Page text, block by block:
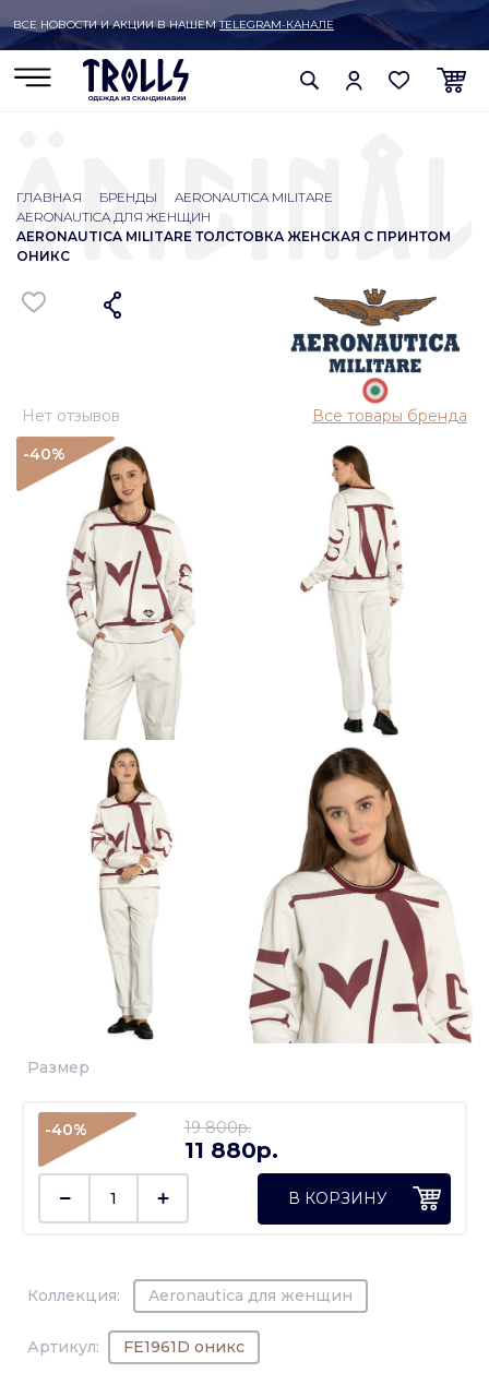
ВСЕ НОВОСТИ И АКЦИИ В НАШЕМTELEGRAM-КАНАЛЕ
ГЛАВНАЯ БРЕНДЫ
AERONAUTICA MILITARE
AERONAUTICA ДЛЯ ЖЕНЩИН
AERONAUTICA MILITARE ТОЛСТОВКА ЖЕНСКАЯ С ПРИНТОМ
ОНИКС
Нет отзывов
Все товары бренда
-40%
Коллекция: Aeronautica для женщин
Артикул: FE1961D оникс
Размер
-40% 19 800p.
11 880p.
В КОРЗИНУ